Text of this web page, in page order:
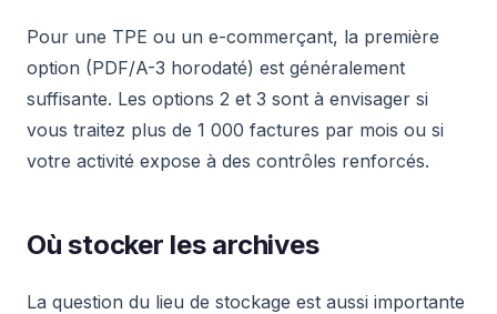
Pour une TPE ou un e-commerçant, la première
option (PDF/A-3 horodaté) est généralement
suffisante. Les options 2 et 3 sont à envisager si
vous traitez plus de 1 000 factures par mois ou si
votre activité expose à des contrôles renforcés.
Où stocker les archives
La question du lieu de stockage est aussi importante